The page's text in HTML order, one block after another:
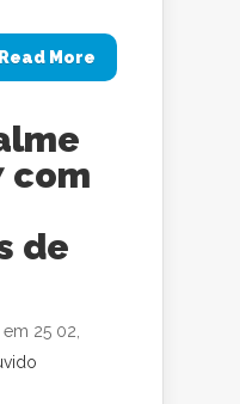
Read More
com
de
em 25 02,